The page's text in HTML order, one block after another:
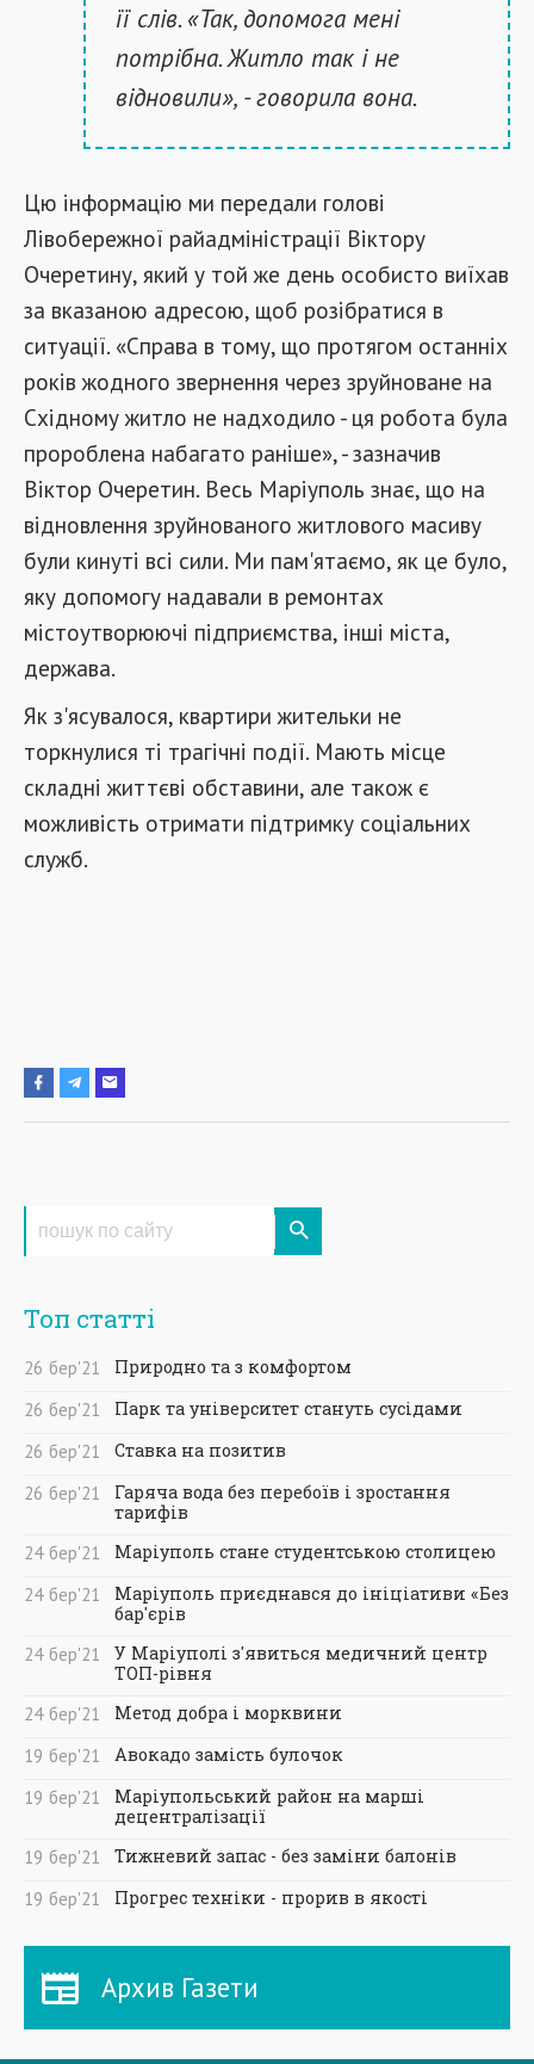
її слів. «Так, допомога мені
потрібна. Житло так і не
відновили», - говорила вона.
Цю інформацію ми передали голові
Лівобережної райадміністрації Віктору
Очеретину, який у той же день особисто виїхав
за вказаною адресою, щоб розібратися в
ситуації. «Справа в тому, що протягом останніх
років жодного звернення через зруйноване на
Східному житло не надходило - ця робота була
пророблена набагато раніше», - зазначив
Віктор Очеретин. Весь Маріуполь знає, що на
відновлення зруйнованого житлового масиву
були кинуті всі сили. Ми пам'ятаємо, як це було,
яку допомогу надавали в ремонтах
містоутворюючі підприємства, інші міста,
держава.
Як з'ясувалося, квартири жительки не
торкнулися ті трагічні події. Мають місце
складні життєві обставини, але також є
можливість отримати підтримку соціальних
служб.
Топ статті
26 бер'21
Природно та з комфортом
26 бер'21
Парк та університет стануть сусідами
26 бер'21
Ставка на позитив
26 бер'21
Гаряча вода без перебоїв і зростання
тарифів
24 бер'21
Маріуполь стане студентською столицею
24 бер'21
Маріуполь приєднався до ініціативи «Без
бар'єрів
24 бер'21
У Маріуполі з'явиться медичний центр
ТОП-рівня
24 бер'21
Метод добра і морквини
19 бер'21
Авокадо замість булочок
19 бер'21
Маріупольський район на марші
децентралізації
19 бер'21
Тижневий запас - без заміни балонів
19 бер'21 Прогрес техніки - прорив в якості
Архив Газети